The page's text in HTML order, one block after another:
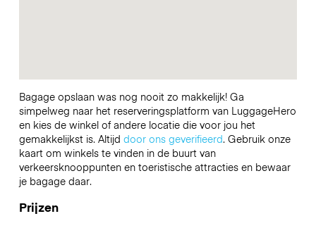
Bagage opslaan was nog nooit zo makkelijk! Ga
simpelweg naar het reserveringsplatform van LuggageHero
en kies de winkel of andere locatie die voor jou het
gemakkelijkst is. Altijd door ons geverifieerd. Gebruik onze
kaart om winkels te vinden in de buurt van
verkeersknooppunten en toeristische attracties en bewaar
je bagage daar.
Prijzen